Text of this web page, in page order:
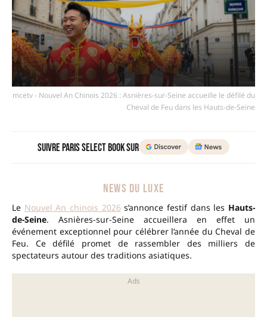
mcetv - Nouvel An Chinois 2026 : Asnières-sur-Seine accueille le défilé du
Cheval de Feu dans les Hauts-de-Seine
Suivre Paris Select Book sur
NEWS DU LUXE
Le Nouvel An chinois 2026s’annonce festif dans les Hauts-
de-Seine. Asnières-sur-Seine accueillera en effet un
événement exceptionnel pour célébrer l’année du Cheval de
Feu. Ce défilé promet de rassembler des milliers de
spectateurs autour des traditions asiatiques.